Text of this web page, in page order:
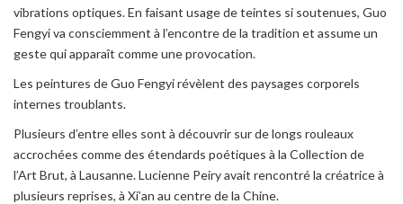
vibrations optiques. En faisant usage de teintes si soutenues, Guo
Fengyi va consciemment à l’encontre de la tradition et assume un
geste qui apparaît comme une provocation.
Les peintures de Guo Fengyi révèlent des paysages corporels
internes troublants.
Plusieurs d’entre elles sont à découvrir sur de longs rouleaux
accrochées comme des étendards poétiques à la Collection de
l’Art Brut, à Lausanne. Lucienne Peiry avait rencontré la créatrice à
plusieurs reprises, à Xi’an au centre de la Chine.